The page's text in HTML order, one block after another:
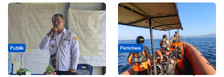
Publik
ABDESI Morotai Apresiasi
Penyaluran ADD Rp3,13 Miliar
Peristiwa
Dua Longboat Bertabrakan di
Perairan Taliabu, Satu Nelayan